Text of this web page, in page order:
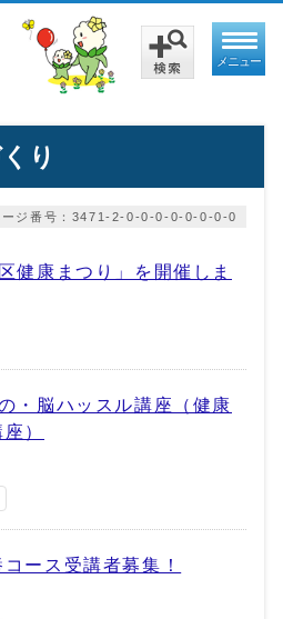
メニュー
り
ージ番号：3471-2-0-0-0-0-0-0-0-0
健康まつり」を開催しま
・脳ハッスル講座（健康
）
ース受講者募集！